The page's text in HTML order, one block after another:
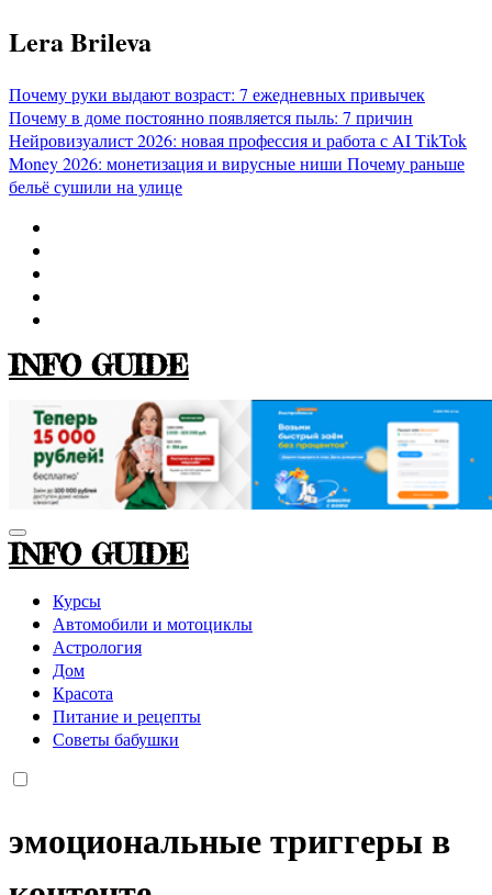
Перейти
к
Lera Brileva
Почему руки выдают возраст: 7 ежедневных привычек
Почему в доме постоянно появляется пыль: 7 причин
Нейровизуалист 2026: новая профессия и работа с AITikTok
Money 2026: монетизация и вирусные ниши Почему раньше
бельё сушили на улице
INFO GUIDE
INFO GUIDE
Курсы
Автомобили и мотоциклы
Астрология
Дом
Красота
Питание и рецепты
Советы бабушки
эмоциональные триггеры в